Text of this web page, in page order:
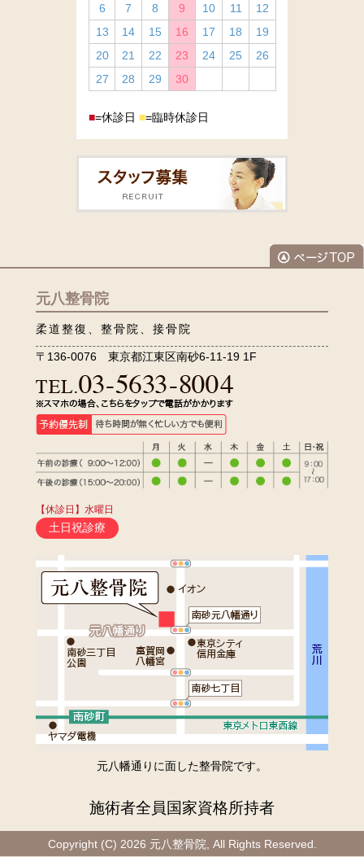
6
7 8 9 10 11
12
13
14 15 16 17 18
19
20
21 22 23 24 25
26
27
28 29 30
■=休診日 ■=臨時休診日
元八整骨院
柔道整復、整骨院、接骨院
〒136-0076 東京都江東区南砂6-11-19 1F
【休診日】水曜日
土日祝診療
元八幡通りに面した整骨院です。
施術者全員国家資格所持者
Copyright (C) 2026 元八整骨院, All Rights Reserved.